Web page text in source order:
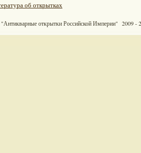
об открытках
открытки Российской Империи" 2009 -